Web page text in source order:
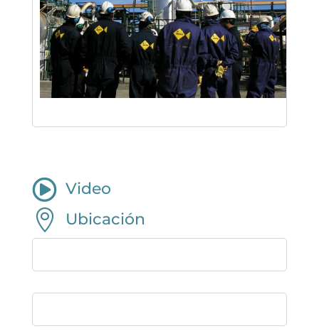
 Video
 Ubicación